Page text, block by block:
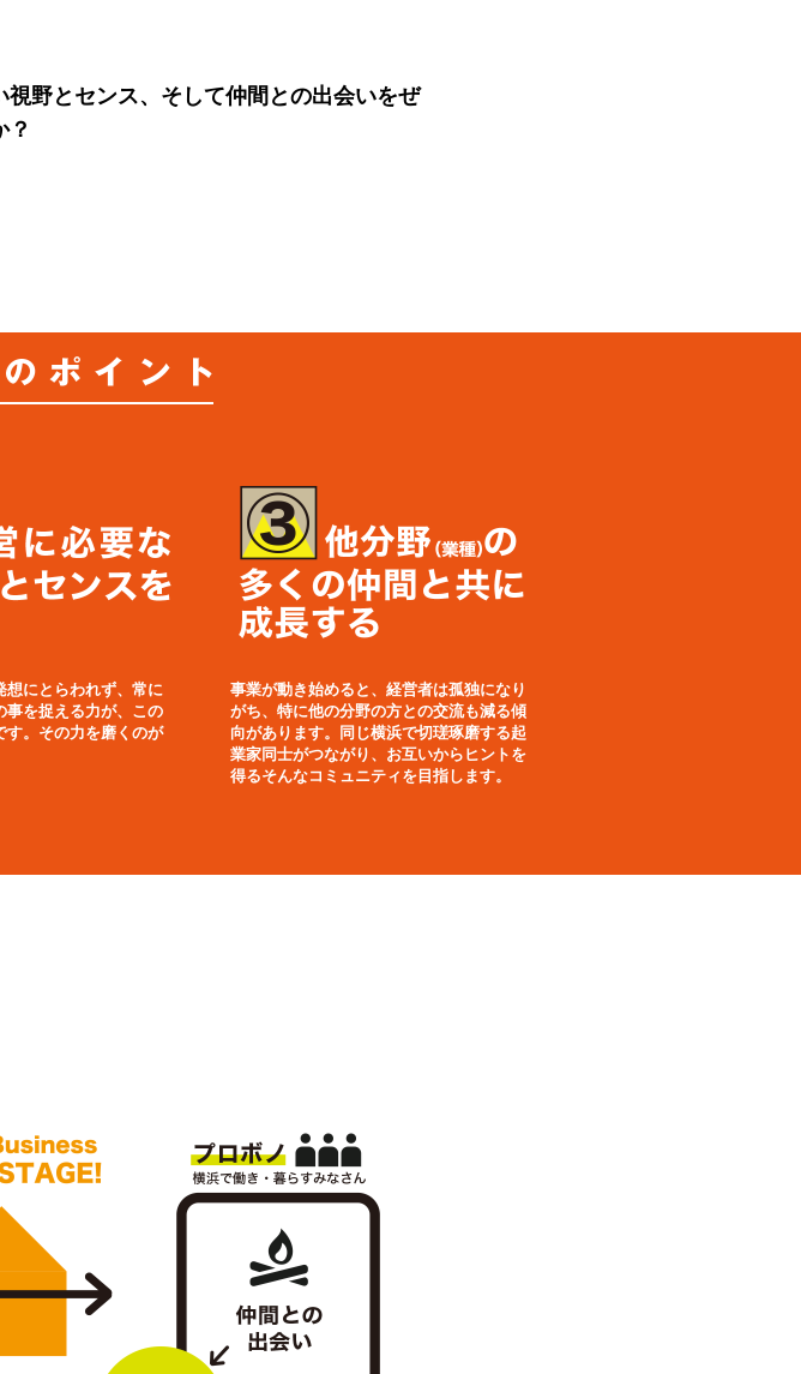
野とセンス、そして仲間との出会いをぜ
？
想にとらわれず、常に
事を捉える力が、この
す。その力を磨くのが
事業が動き始めると、経営者は孤独になり
がち、特に他の分野の方との交流も減る傾
向があります。同じ横浜で切瑳琢磨する起
業家同士がつながり、お互いからヒントを
得るそんなコミュニティを目指します。